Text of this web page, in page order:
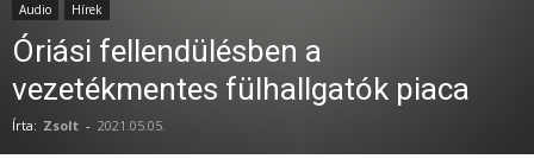
Audio Hírek
Óriási fellendülésben a
vezetékmentes fülhallgatók piaca
Írta: Zsolt - 2021.05.05.